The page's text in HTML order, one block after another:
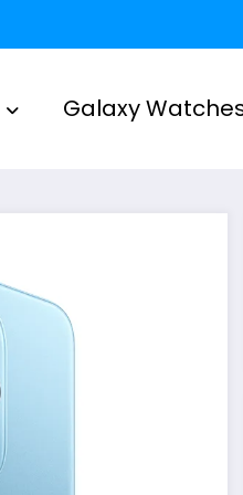
Galaxy